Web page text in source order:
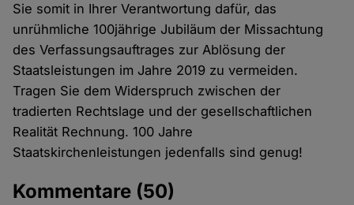
Sie somit in Ihrer Verantwortung dafür, das
unrühmliche 100jährige Jubiläum der Missachtung
des Verfassungsauftrages zur Ablösung der
Staatsleistungen im Jahre 2019 zu vermeiden.
Tragen Sie dem Widerspruch zwischen der
tradierten Rechtslage und der gesellschaftlichen
Realität Rechnung. 100 Jahre
Staatskirchenleistungen jedenfalls sind genug!
Kommentare (50)